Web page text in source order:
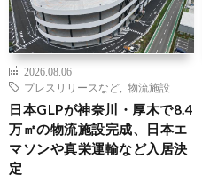
2026.08.06
プレスリリースなど
物流施設
日本GLPが神奈川・厚木で8.4
万㎡の物流施設完成、日本エ
マソンや真栄運輸など入居決
定